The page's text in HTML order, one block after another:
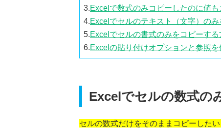
3.Excelで数式のみコピーしたのに値
4.Excelでセルのテキスト（文字）の
5.Excelでセルの書式のみをコピーする
6.Excelの貼り付けオプションと参照を
Excelでセルの数式の
セルの数式だけをそのままコピーした